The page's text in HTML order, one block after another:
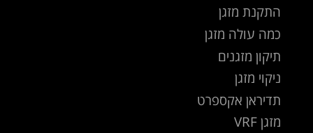
התקנת מזגן
כמה עולה מזגן
תיקון מזגנים
ניקוי מזגן
תדיראן אקספרט
מזגן VRF